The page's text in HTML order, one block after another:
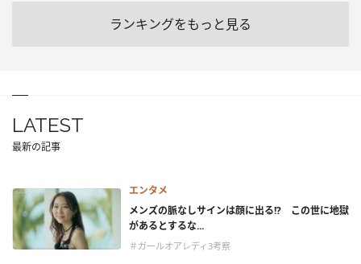
ランキングをもっと見る
LATEST
最新の記事
エンタメ
メンズの脈なしサインは顔に出る!? この世に地獄
があるとするな...
＃ガールオアレディ3考察